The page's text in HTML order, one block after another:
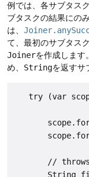
例では、各サブタス
ブタスクの結果にの
は、
て、最初のサブタス
Joinerを作成します。
め、 Stringを返すサ
try (var
//
String